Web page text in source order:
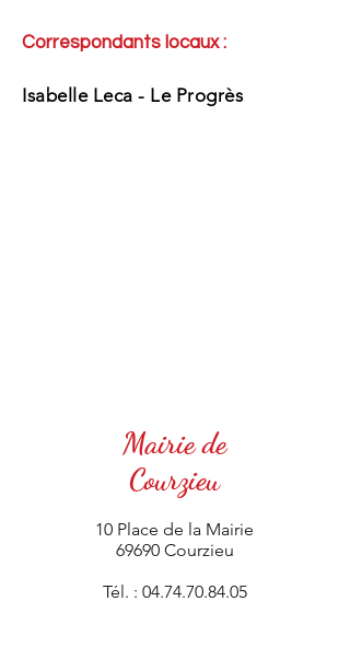
Correspondants locaux :
Isabelle Leca - Le Progrès
Mairie de
Courzieu
10 Place de la Mairie
69690 Courzieu
Tél. : 04.74.70.84.05